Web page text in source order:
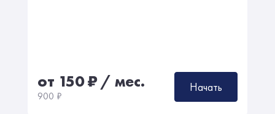
от 150₽/ мес.
900 ₽
Начать